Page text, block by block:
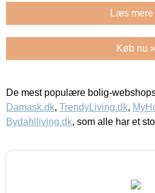
Læs mere
Køb nu »
De mest populære bolig-
Damask.dk, TrendyLiving.dk,
Bydahlliving.dk, som alle har et